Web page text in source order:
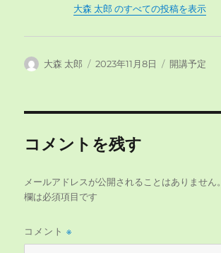
大森 太郎 のすべての投稿を表示
投
大森 太郎
投
2023年11月8日
カ
開講予定
コメントを残す
メールアドレスが公開されることはありません。
欄は必須項目です
コメント※